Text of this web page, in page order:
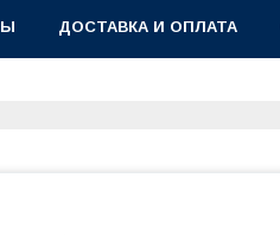
ДОСТАВКА И ОПЛАТА